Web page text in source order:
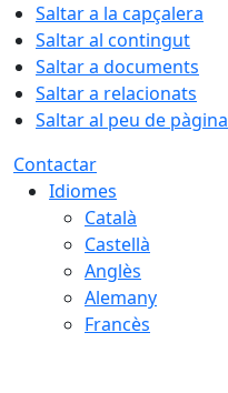
Saltar a la capçalera
Saltar al contingut
Saltar a documents
Saltar a relacionats
Saltar al peu de pàgina
Contactar
Idiomes
Català
Castellà
Anglès
Alemany
Francès